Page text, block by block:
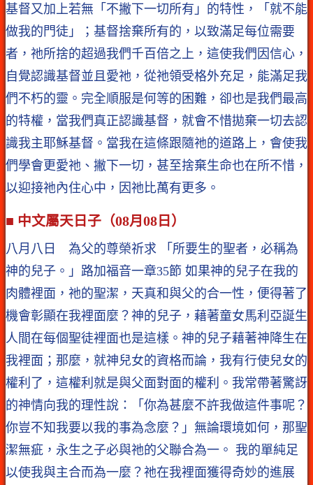
基督又加上若無「不撇下一切所有」的特性，「就不能
做我的門徒」；基督捨棄所有的，以致滿足每位需要
者，祂所捨的超過我們千百倍之上，這使我們因信心，
自覺認識基督並且愛祂，從祂領受格外充足，能滿足我
們不朽的靈。完全順服是何等的困難，卻也是我們最高
的特權，當我們真正認識基督，就會不惜拋棄一切去認
識我主耶穌基督。當我在這條跟隨祂的道路上，會使我
們學會更愛祂、撇下一切，甚至捨棄生命也在所不惜，
以迎接祂內住心中，因祂比萬有更多。
■ 中文屬天日子（08月08日）
八月八日 為父的尊榮祈求 「所要生的聖者，必稱為
神的兒子。」路加福音一章35節 如果神的兒子在我的
肉體裡面，祂的聖潔，天真和與父的合一性，便得著了
機會彰顯在我裡面麼？神的兒子，藉著童女馬利亞誕生
人間在每個聖徒裡面也是這樣。神的兒子藉著神降生在
我裡面；那麼，就神兒女的資格而論，我有行使兒女的
權利了，這權利就是與父面對面的權利。我常帶著驚訝
的神情向我的理性說：「你為甚麼不許我做這件事呢？
你豈不知我要以我的事為念麼？」無論環境如何，那聖
潔無疵，永生之子必與祂的父聯合為一。 我的單純足
以使我與主合而為一麼？祂在我裡面獲得奇妙的進展